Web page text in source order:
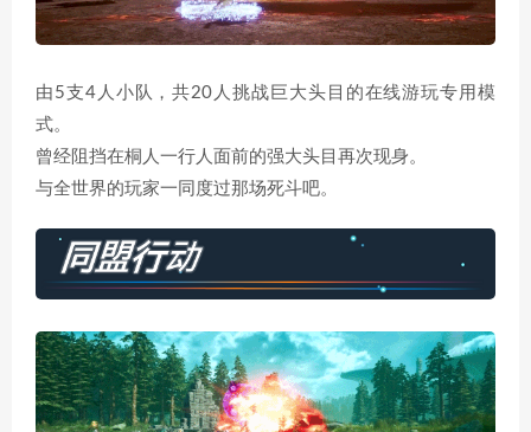
由5支4人小队，共20人挑战巨大头目的在线游玩专用模
式。
曾经阻挡在桐人一行人面前的强大头目再次现身。
与全世界的玩家一同度过那场死斗吧。